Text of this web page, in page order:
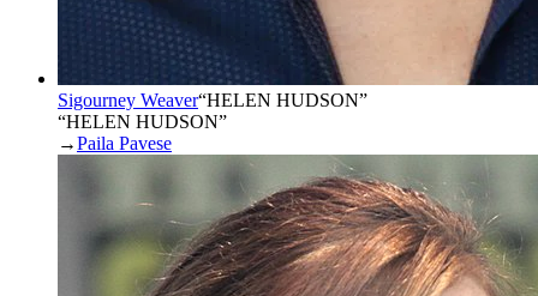
Sigourney Weaver“HELEN HUDSON”
“HELEN HUDSON”
→Paila Pavese